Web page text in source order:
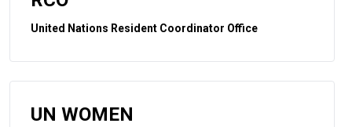
United Nations Resident Coordinator Office
UN WOMEN